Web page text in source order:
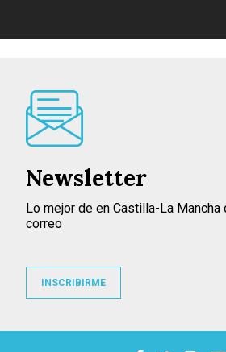
Newsletter
Lo mejor de en Castilla-La Mancha
correo
INSCRIBIRME